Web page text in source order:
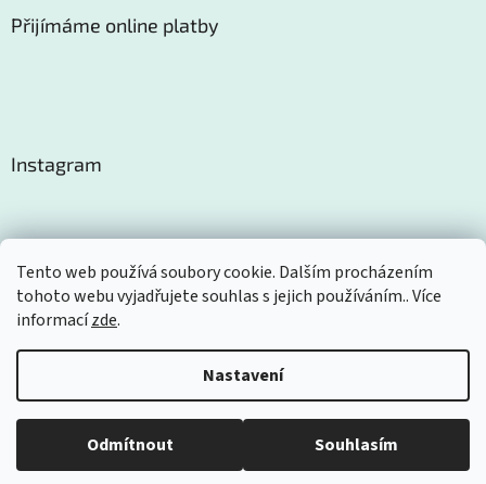
Tento web používá soubory cookie. Dalším procházením
tohoto webu vyjadřujete souhlas s jejich používáním.. Více
informacízde.
Nastavení
Odmítnout Souhlasím
Přijímáme online platby
Instagram
Sledovat na Instagramu
Vytvořil Shoptet
Copyright 2026 . Všechna práva vyhrazena.